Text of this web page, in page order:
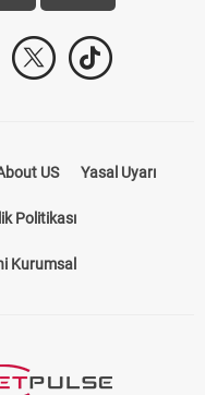
US Yasal Uyarı
Politikası
Kurumsal